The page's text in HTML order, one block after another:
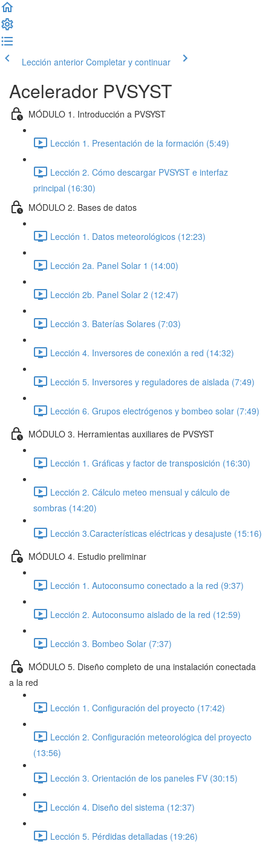
Lección anterior Completar y continuar
Acelerador PVSYST
MÓDULO 1. Introducción a PVSYST
Lección 1. Presentación de la formación (5:49)
Lección 2. Cómo descargar PVSYST e interfaz
principal (16:30)
MÓDULO 2. Bases de datos
Lección 1. Datos meteorológicos (12:23)
Lección 2a. Panel Solar 1 (14:00)
Lección 2b. Panel Solar 2 (12:47)
Lección 3. Baterías Solares (7:03)
Lección 4. Inversores de conexión a red (14:32)
Lección 5. Inversores y reguladores de aislada (7:49)
Lección 6. Grupos electrógenos y bombeo solar (7:49)
MÓDULO 3. Herramientas auxiliares de PVSYST
Lección 1. Gráficas y factor de transposición (16:30)
Lección 2. Cálculo meteo mensual y cálculo de
sombras (14:20)
Lección 3.Características eléctricas y desajuste (15:16)
MÓDULO 4. Estudio preliminar
Lección 1. Autoconsumo conectado a la red (9:37)
Lección 2. Autoconsumo aislado de la red (12:59)
Lección 3. Bombeo Solar (7:37)
MÓDULO 5. Diseño completo de una instalación conectada
a la red
Lección 1. Configuración del proyecto (17:42)
Lección 2. Configuración meteorológica del proyecto
(13:56)
Lección 3. Orientación de los paneles FV (30:15)
Lección 4. Diseño del sistema (12:37)
Lección 5. Pérdidas detalladas (19:26)